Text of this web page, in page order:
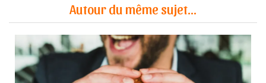
Autour du même sujet...